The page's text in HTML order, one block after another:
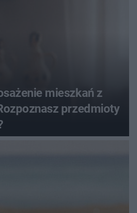
mieszkań z
przedmioty